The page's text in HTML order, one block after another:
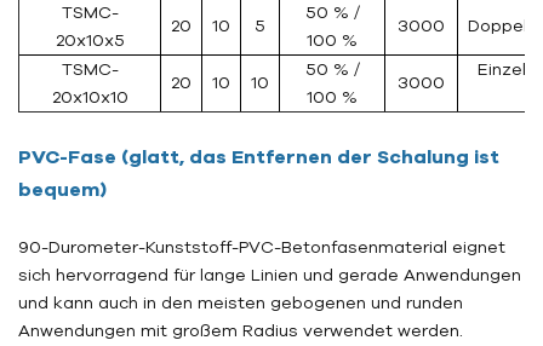
TSMC-
20x10x5
20 10 5
50 % /
100 %
3000 Doppelt
TSMC-
20x10x10
20 10 10
50 % /
100 %
3000
Einzel
PVC-Fase (glatt, das Entfernen der Schalung ist
bequem)
90-Durometer-Kunststoff-PVC-Betonfasenmaterial eignet
sich hervorragend für lange Linien und gerade Anwendungen
und kann auch in den meisten gebogenen und runden
Anwendungen mit großem Radius verwendet werden.